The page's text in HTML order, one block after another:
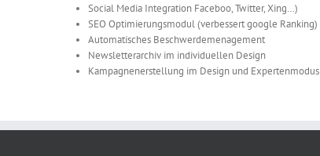
Social Media Integration Faceboo, Twitter, Xing…)
SEO Optimierungsmodul (verbessert google Ranking)
Automatisches Beschwerdemenagement
Newsletterarchiv im individuellen Design
Kampagnenerstellung im Design und Expertenmodus